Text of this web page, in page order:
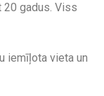
20 gadus. Viss
iemīļota vieta un